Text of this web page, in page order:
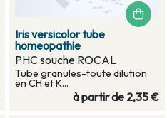
Iris versicolor tube
homeopathie
PHC souche ROCAL
Tube granules-toute dilution
en CH et K...
à partir de 2,35 €